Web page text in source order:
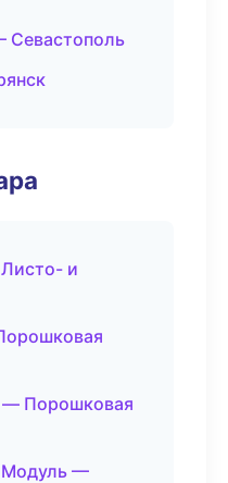
Севастополь
и
— Порошковая
Модуль —